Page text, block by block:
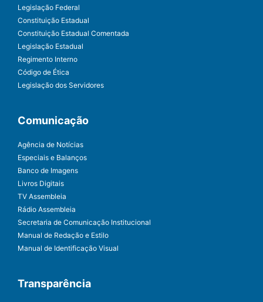
Legislação Federal
Constituição Estadual
Constituição Estadual Comentada
Legislação Estadual
Regimento Interno
Código de Ética
Legislação dos Servidores
Comunicação
Agência de Notícias
Especiais e Balanços
Banco de Imagens
Livros Digitais
TV Assembleia
Rádio Assembleia
Secretaria de Comunicação Institucional
Manual de Redação e Estilo
Manual de Identificação Visual
Transparência